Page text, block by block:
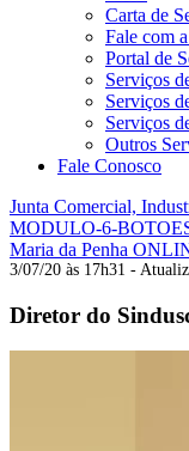
Carta de
Fale com
Portal de
Serviços
Serviços
Serviços
Outros
Fale Conosco
Junta Comercial,
MODULO-6-
Maria da Penha
3/07/20 às 17h31 -
Diretor do